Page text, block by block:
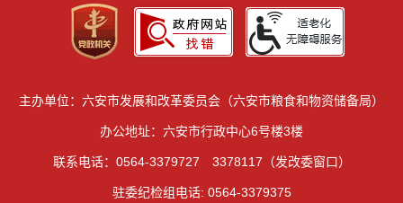
主办单位：六安市发展和改革委员会（六安市粮食和物资储备局）
办公地址：六安市行政中心6号楼3楼
联系电话：0564-3379727 3378117（发改委窗口）
驻委纪检组电话: 0564-3379375